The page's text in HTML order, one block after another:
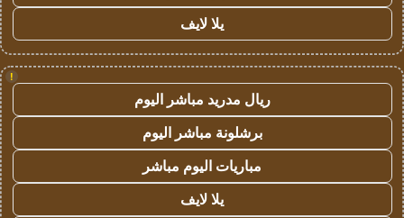
يلا لايف
!
ريال مدريد مباشر اليوم
برشلونة مباشر اليوم
مباريات اليوم مباشر
يلا لايف